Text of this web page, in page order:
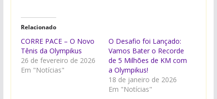
Relacionado
CORRE PACE – O Novo
Tênis da Olympikus
26 de fevereiro de 2026
Em "Notícias"
O Desafio foi Lançado:
Vamos Bater o Recorde
de 5 Milhões de KM com
a Olympikus!
18 de janeiro de 2026
Em "Notícias"